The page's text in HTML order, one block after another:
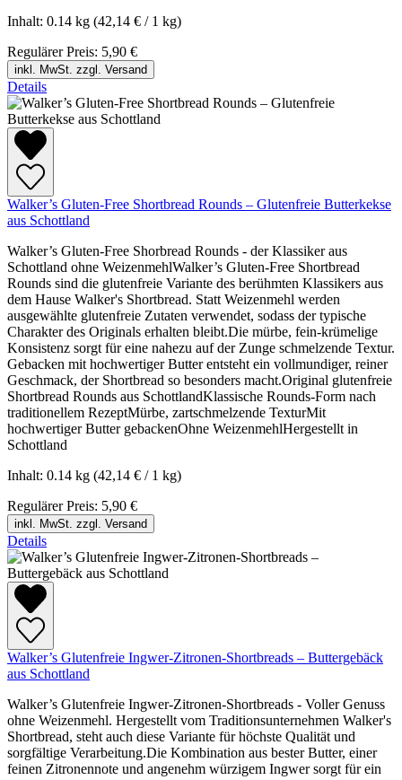
Inhalt: 0.14 kg (42,14 € / 1 kg)
Regulärer Preis: 5,90 €
inkl. MwSt. zzgl. Versand
Details
Walker’s Gluten-Free Shortbread Rounds – Glutenfreie Butterkekse
aus Schottland
Walker’s Gluten-Free Shorbread Rounds - der Klassiker aus
Schottland ohne WeizenmehlWalker’s Gluten-Free Shortbread
Rounds sind die glutenfreie Variante des berühmten Klassikers aus
dem Hause Walker's Shortbread. Statt Weizenmehl werden
ausgewählte glutenfreie Zutaten verwendet, sodass der typische
Charakter des Originals erhalten bleibt.Die mürbe, fein-krümelige
Konsistenz sorgt für eine nahezu auf der Zunge schmelzende Textur.
Gebacken mit hochwertiger Butter entsteht ein vollmundiger, reiner
Geschmack, der Shortbread so besonders macht.Original glutenfreie
Shortbread Rounds aus SchottlandKlassische Rounds-Form nach
traditionellem RezeptMürbe, zartschmelzende TexturMit
hochwertiger Butter gebackenOhne WeizenmehlHergestellt in
Schottland
Inhalt: 0.14 kg (42,14 € / 1 kg)
Regulärer Preis: 5,90 €
inkl. MwSt. zzgl. Versand
Details
Walker’s Glutenfreie Ingwer-Zitronen-Shortbreads – Buttergebäck
aus Schottland
Walker’s Glutenfreie Ingwer-Zitronen-Shortbreads - Voller Genuss
ohne Weizenmehl. Hergestellt vom Traditionsunternehmen Walker's
Shortbread, steht auch diese Variante für höchste Qualität und
sorgfältige Verarbeitung.Die Kombination aus bester Butter, einer
feinen Zitronennote und angenehm würzigem Ingwer sorgt für ein